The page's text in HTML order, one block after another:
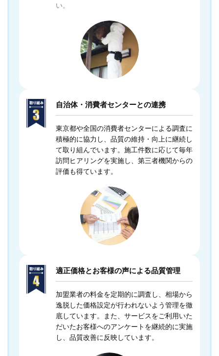
い。
自治体・消費者センターとの連携
東京都や全国の消費者センターによる調査に
積極的に協力し、品質の維持・向上に継続し
て取り組んでいます。施工件数に応じて毎年
訪問ヒアリングを実施し、第三者機関からの
評価も得ています。
適正価格とお客様の声による品質管理
加盟業者の料金を定期的に調査し、相場から
逸脱した価格設定が行われないよう管理を徹
底しています。また、サービスをご利用いた
だいたお客様へのアンケートを継続的に実施
し、品質改善に反映しています。